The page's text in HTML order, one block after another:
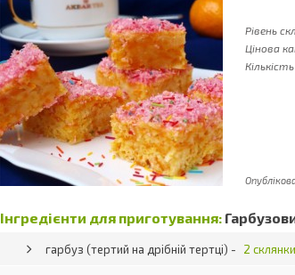
Рівень
Цінова
Інгредієнти для приготування:
гарбуз (тертий на дрібній тертці) - 2